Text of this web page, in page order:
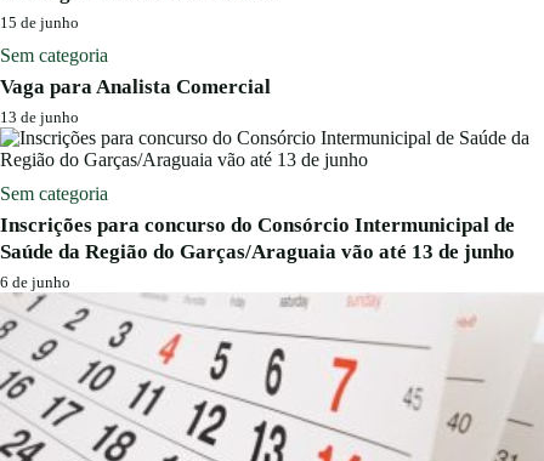
15 de junho
Sem categoria
Vaga para Analista Comercial
13 de junho
Sem categoria
Inscrições para concurso do Consórcio Intermunicipal de
Saúde da Região do Garças/Araguaia vão até 13 de junho
6 de junho